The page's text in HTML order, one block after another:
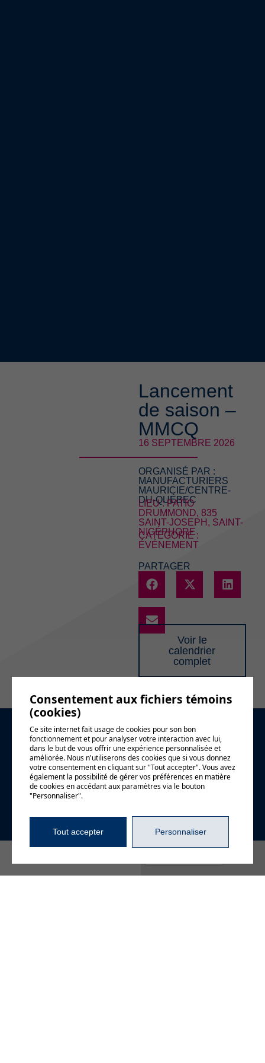
Lancement
de saison –
MMCQ
16 SEPTEMBRE 2026
ORGANISÉ PAR :
MANUFACTURIERS
MAURICIE/CENTRE-
DU-QUÉBEC
LIEU : PATIO
DRUMMOND, 835
SAINT-JOSEPH, SAINT-
NICÉPHORE
CATÉGORIE :
ÉVÉNEMENT
PARTAGER
Voir le
calendrier
complet
Demande
d'information
Consentement aux fichiers témoins
(cookies)
Ce site internet fait usage de cookies pour son bon
fonctionnement et pour analyser votre interaction avec lui,
dans le but de vous offrir une expérience personnalisée et
améliorée. Nous n'utiliserons des cookies que si vous donnez
votre consentement en cliquant sur "Tout accepter". Vous avez
également la possibilité de gérer vos préférences en matière
de cookies en accédant aux paramètres via le bouton
"Personnaliser".
Tout accepter Personnaliser